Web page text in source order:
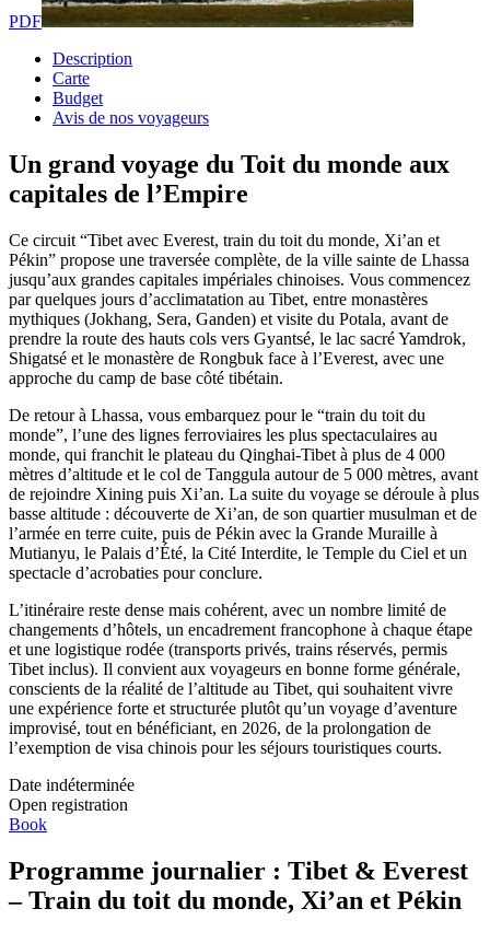
PDF
Description
Carte
Budget
Avis de nos voyageurs
Un grand voyage du Toit du monde aux
capitales de l’Empire
Ce circuit “Tibet avec Everest, train du toit du monde, Xi’an et
Pékin” propose une traversée complète, de la ville sainte de Lhassa
jusqu’aux grandes capitales impériales chinoises. Vous commencez
par quelques jours d’acclimatation au Tibet, entre monastères
mythiques (Jokhang, Sera, Ganden) et visite du Potala, avant de
prendre la route des hauts cols vers Gyantsé, le lac sacré Yamdrok,
Shigatsé et le monastère de Rongbuk face à l’Everest, avec une
approche du camp de base côté tibétain.
De retour à Lhassa, vous embarquez pour le “train du toit du
monde”, l’une des lignes ferroviaires les plus spectaculaires au
monde, qui franchit le plateau du Qinghai-Tibet à plus de 4 000
mètres d’altitude et le col de Tanggula autour de 5 000 mètres, avant
de rejoindre Xining puis Xi’an. La suite du voyage se déroule à plus
basse altitude : découverte de Xi’an, de son quartier musulman et de
l’armée en terre cuite, puis de Pékin avec la Grande Muraille à
Mutianyu, le Palais d’Été, la Cité Interdite, le Temple du Ciel et un
spectacle d’acrobaties pour conclure.
L’itinéraire reste dense mais cohérent, avec un nombre limité de
changements d’hôtels, un encadrement francophone à chaque étape
et une logistique rodée (transports privés, trains réservés, permis
Tibet inclus). Il convient aux voyageurs en bonne forme générale,
conscients de la réalité de l’altitude au Tibet, qui souhaitent vivre
une expérience forte et structurée plutôt qu’un voyage d’aventure
improvisé, tout en bénéficiant, en 2026, de la prolongation de
l’exemption de visa chinois pour les séjours touristiques courts.
Date indéterminée
Open registration
Book
Programme journalier : Tibet & Everest
– Train du toit du monde, Xi’an et Pékin